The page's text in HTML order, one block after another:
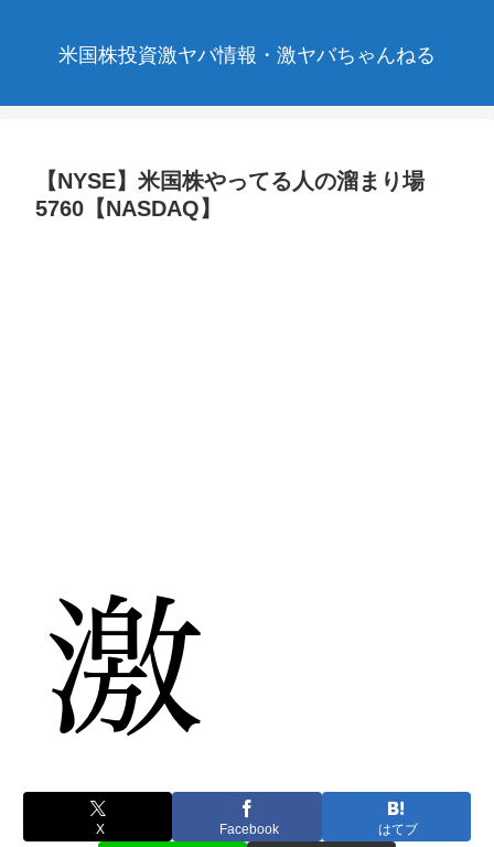
米国株投資激ヤバ情報・激ヤバちゃんねる
【NYSE】米国株やってる人の溜まり場
5760【NASDAQ】
X Facebook はてブ